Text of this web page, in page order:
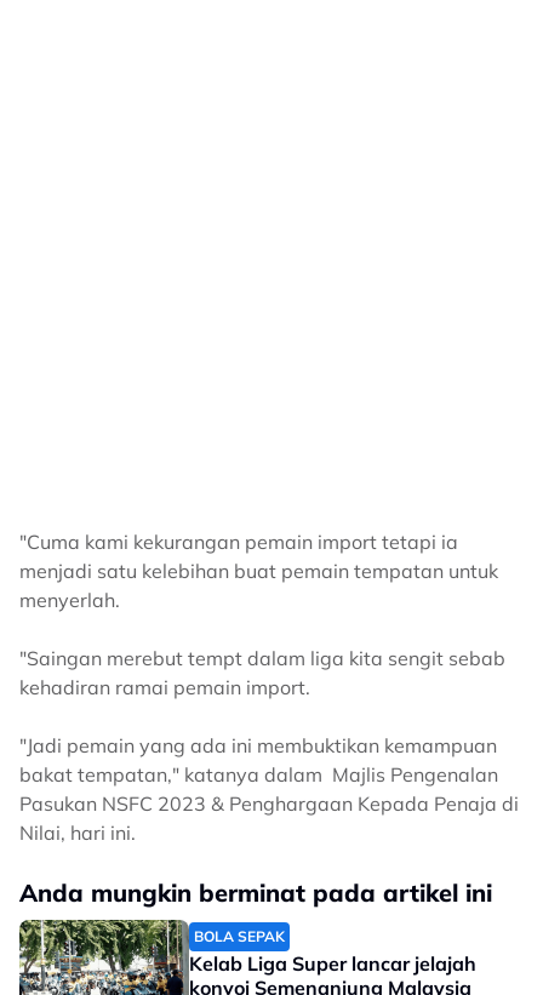
"Cuma kami kekurangan pemain import tetapi ia
menjadi satu kelebihan buat pemain tempatan untuk
menyerlah.
"Saingan merebut tempt dalam liga kita sengit sebab
kehadiran ramai pemain import.
"Jadi pemain yang ada ini membuktikan kemampuan
bakat tempatan," katanya dalam Majlis Pengenalan
Pasukan NSFC 2023 & Penghargaan Kepada Penaja di
Nilai, hari ini.
Anda mungkin berminat pada artikel ini
BOLA SEPAK
Kelab Liga Super lancar jelajah
konvoi Semenanjung Malaysia